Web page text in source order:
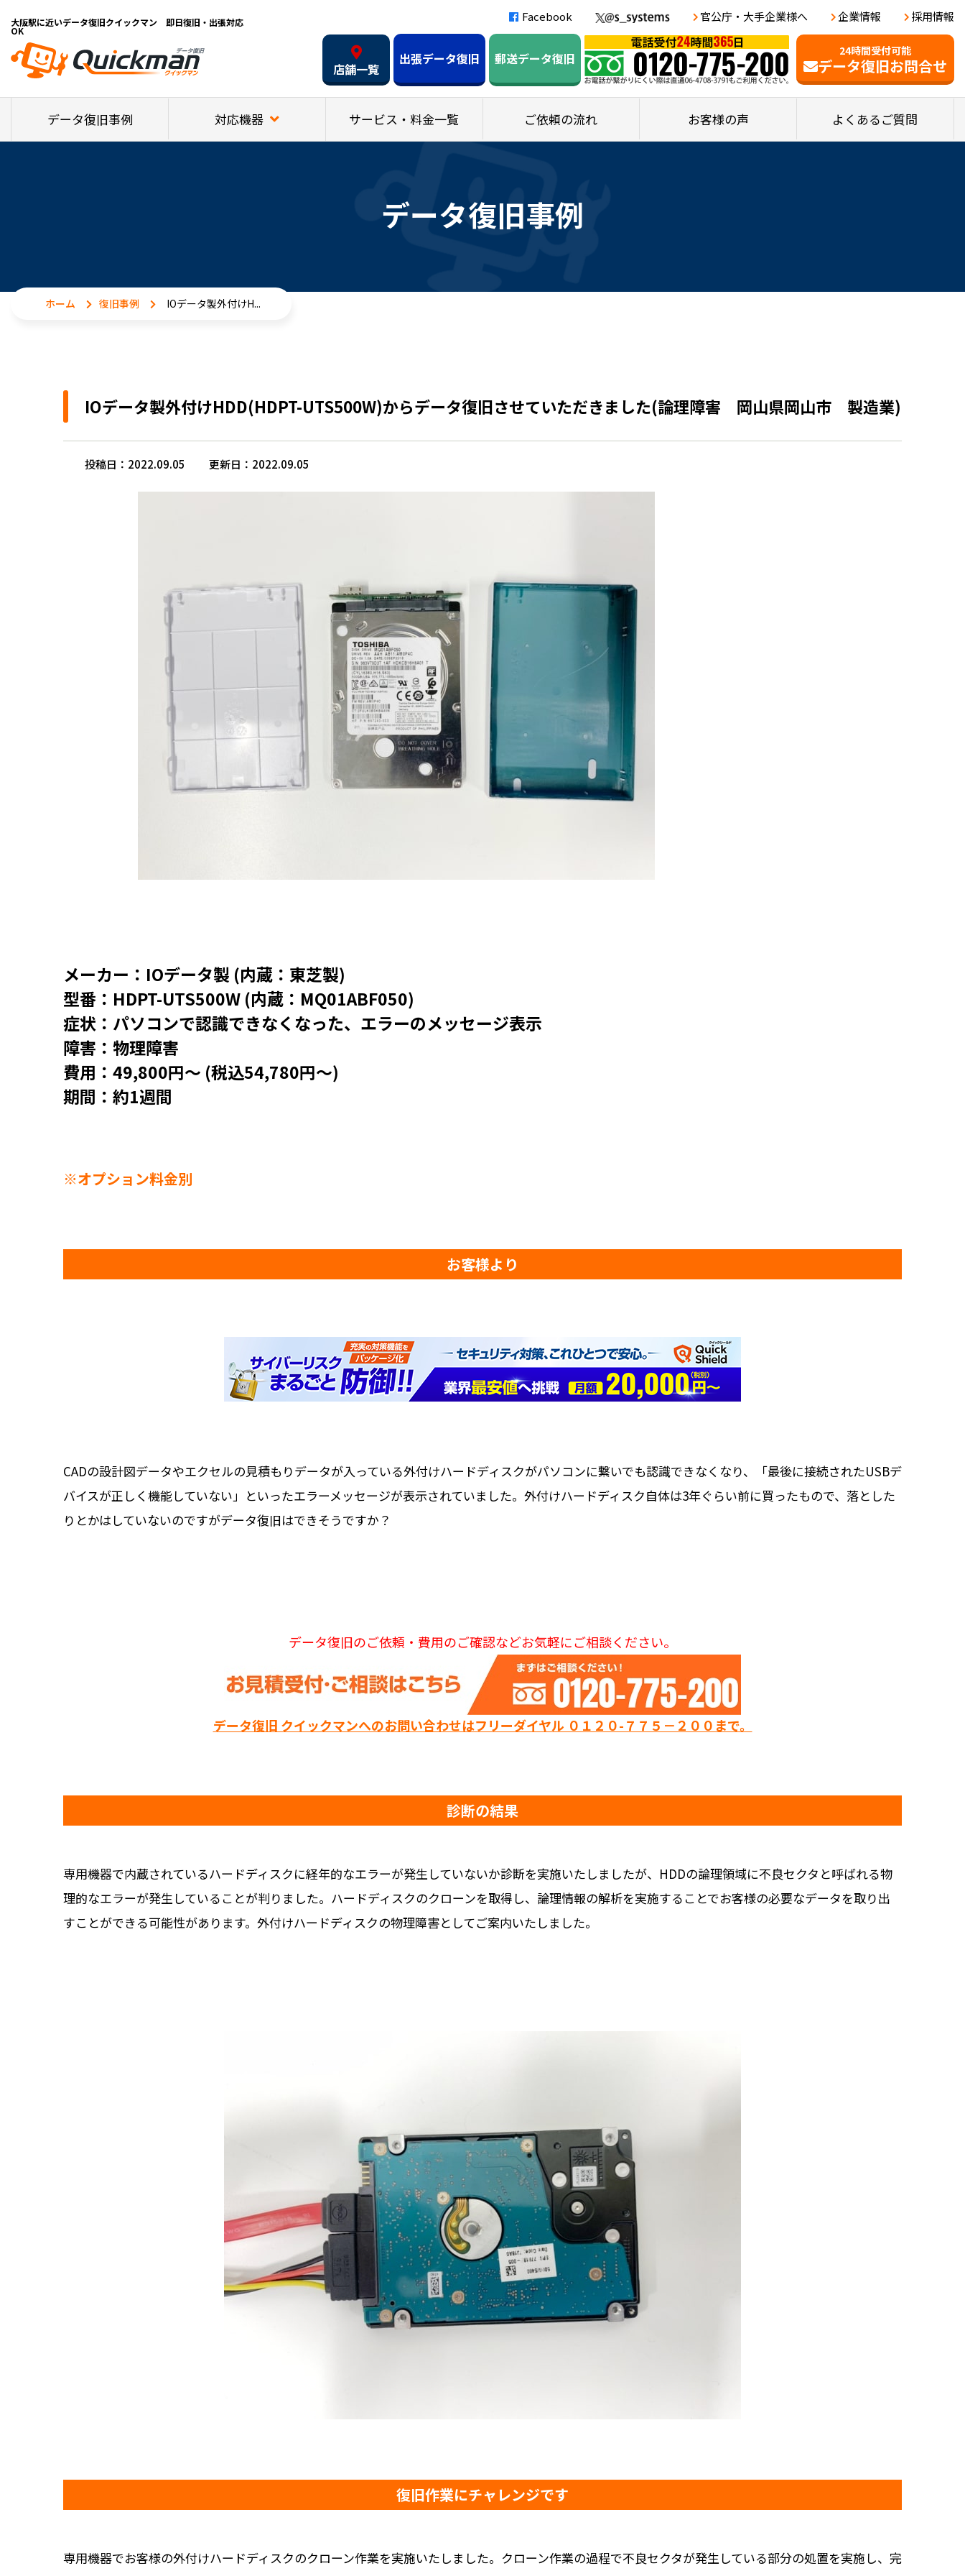
大阪駅に近いデータ復旧クイックマン 即日復旧・出張対応
OK
Facebook 官公庁・大手企業様へ 企業情報 採用情報
24時間受付可能
データ復旧お問合せ
店舗一覧
出張データ復旧 郵送データ復旧
データ復旧事例 対応機器 サービス・料金一覧 ご依頼の流れ お客様の声 よくあるご質問
データ復旧事例
ホーム 復旧事例 IOデータ製外付けH...
IOデータ製外付けHDD(HDPT-UTS500W)からデータ復旧させていただきました(論理障害 岡山県岡山市 製造業)
投稿日：2022.09.05 更新日：2022.09.05
メーカー：IOデータ製 (内蔵：東芝製)
型番：HDPT-UTS500W (内蔵：MQ01ABF050)
症状：パソコンで認識できなくなった、エラーのメッセージ表示
障害：物理障害
費用：49,800円～ (税込54,780円～)
期間：約1週間
※オプション料金別
お客様より
CADの設計図データやエクセルの見積もりデータが入っている外付けハードディスクがパソコンに繋いでも認識できなくなり、「最後に接続されたUSBデ
バイスが正しく機能していない」といったエラーメッセージが表示されていました。外付けハードディスク自体は3年ぐらい前に買ったもので、落とした
りとかはしていないのですがデータ復旧はできそうですか？
データ復旧のご依頼・費用のご確認などお気軽にご相談ください。
データ復旧 クイックマンへのお問い合わせはフリーダイヤル ０１２０-７７５－２００まで。
診断の結果
専用機器で内蔵されているハードディスクに経年的なエラーが発生していないか診断を実施いたしましたが、HDDの論理領域に不良セクタと呼ばれる物
理的なエラーが発生していることが判りました。ハードディスクのクローンを取得し、論理情報の解析を実施することでお客様の必要なデータを取り出
すことができる可能性があります。外付けハードディスクの物理障害としてご案内いたしました。
復旧作業にチャレンジです
専用機器でお客様の外付けハードディスクのクローン作業を実施いたしました。クローン作業の過程で不良セクタが発生している部分の処置を実施し、完